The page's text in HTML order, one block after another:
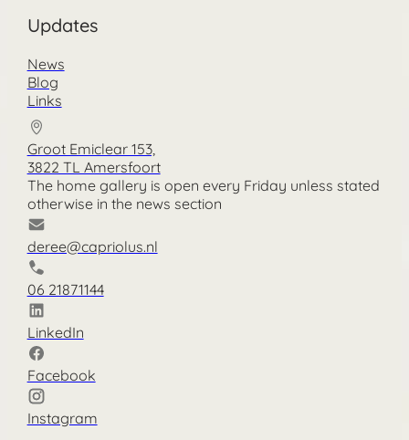
Updates
News
Blog
Links
Groot Emiclear 153,
3822 TL Amersfoort
The home gallery is open every Friday unless stated
otherwise in the news section
deree@capriolus.nl
06 21871144
LinkedIn
Facebook
Instagram